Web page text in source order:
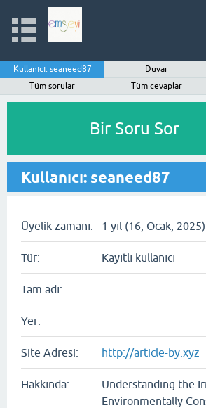
Kullanıcı: seaneed87 Duvar
Tüm sorular
Tüm cevaplar
Bir Soru Sor
Kullanıcı: seaneed87
Üyelik zamanı: 1 yıl (16, Ocak, 2025)
Tür: Kayıtlı kullanıcı
Tam adı:
Yer:
Site Adresi: http://article-by.xyz
Hakkında:
Understanding the
Environmentally